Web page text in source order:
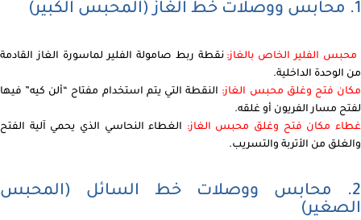
1. محابس ووصلات خط الغاز (المحبس الكبير)
محبس الفلير الخاص بالغاز: نقطة ربط صامولة الفلير لماسورة الغاز القادمة
من الوحدة الداخلية.
مكان فتح وغلق محبس الغاز: النقطة التي يتم استخدام مفتاح “ألن كيه” فيها
لفتح مسار الفريون أو غلقه.
غطاء مكان فتح وغلق محبس الغاز: الغطاء النحاسي الذي يحمي آلية الفتح
والغلق من الأتربة والتسريب.
2. محابس ووصلات خط السائل (المحبس
الصغير)